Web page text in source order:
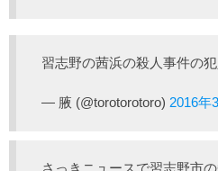
習志野の茜浜の殺人事件の
— 腋 (@torotorotoro) 2016年
さっきニュースで習志野市